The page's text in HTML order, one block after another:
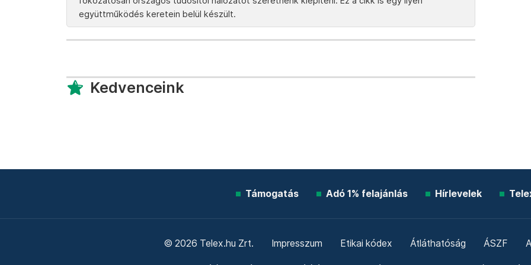
együttműködés keretein belül készült.
Kedvenceink
Támogatás Adó 1% felajánlás Hírlevelek
© 2026 Telex.hu Zrt. Impresszum Etikai kódex Átláthatóság ÁSZF